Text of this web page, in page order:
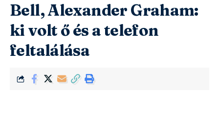
Bell, Alexander Graham:
ki volt ő és a telefon
feltalálása